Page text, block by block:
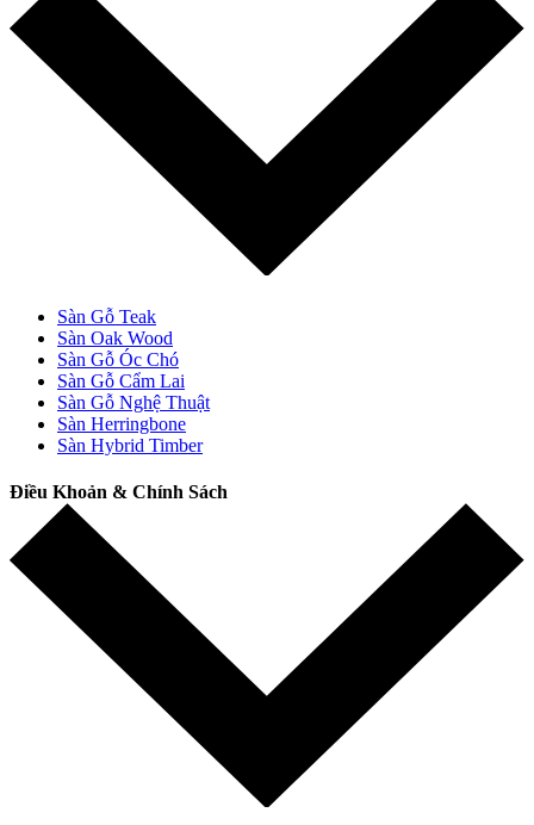
Sàn Gỗ Teak
Sàn Oak Wood
Sàn Gỗ Óc Chó
Sàn Gỗ Cẩm Lai
Sàn Gỗ Nghệ Thuật
Sàn Herringbone
Sàn Hybrid Timber
Điều Khoản & Chính Sách